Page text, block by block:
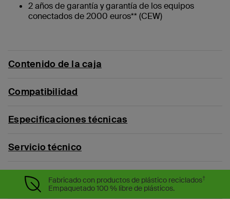
2 años de garantía y garantía de los equipos
conectados de 2000 euros** (CEW)
Contenido de la caja
Compatibilidad
Especificaciones técnicas
Servicio técnico
Fabricado con productos de plástico reciclados†
Empaquetado 100 % libre de plásticos.